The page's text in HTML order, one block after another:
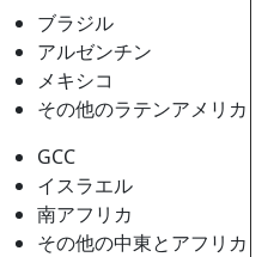
ブラジル
アルゼンチン
メキシコ
その他のラテンアメリカ
GCC
イスラエル
南アフリカ
その他の中東とアフリカ